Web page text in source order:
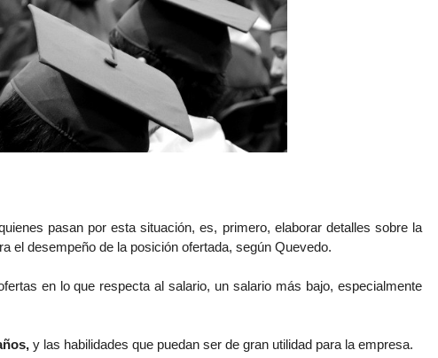
pasan por esta situación, es, primero, elaborar detalles sobre la
el desempeño de la posición ofertada, según Quevedo.
en lo que respecta al salario, un salario más bajo, especialmente
y las habilidades que puedan ser de gran utilidad para la empresa.